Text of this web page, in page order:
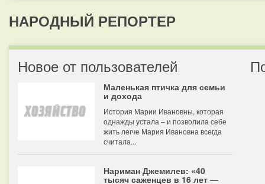
НАРОДНЫЙ РЕПОРТЕР
Новое от пользователей
Маленькая птичка для семьи
и дохода
История Марии Ивановны, которая
однажды устала – и позволила себе
жить легче Мария Ивановна всегда
считала...
Нариман Джемилев: «40
тысяч саженцев в 16 лет —